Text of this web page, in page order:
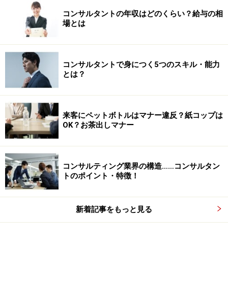
コンサルタントの年収はどのくらい？給与の相
場とは
コンサルタントで身につく5つのスキル・能力
とは？
来客にペットボトルはマナー違反？紙コップは
OK？お茶出しマナー
コンサルティング業界の構造……コンサルタン
トのポイント・特徴！
新着記事をもっと見る